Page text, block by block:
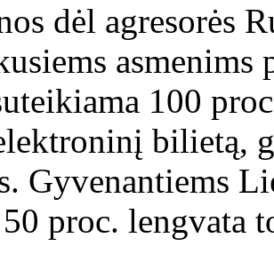
dėl agresorės
100
bilietą,
Gyvenantiems
proc. lengvata